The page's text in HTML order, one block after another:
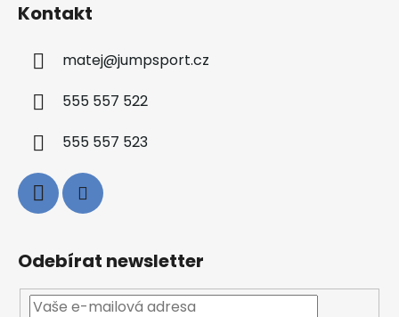
Kontakt
matej@jumpsport.cz
555 557 522
555 557 523
Odebírat newsletter